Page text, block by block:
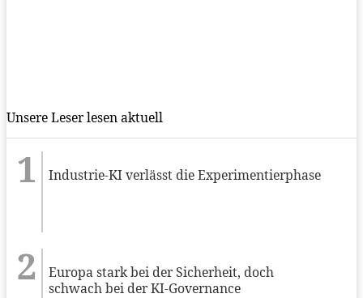
Unsere Leser lesen aktuell
Industrie-KI verlässt die Experimentierphase
Europa stark bei der Sicherheit, doch
schwach bei der KI-Governance